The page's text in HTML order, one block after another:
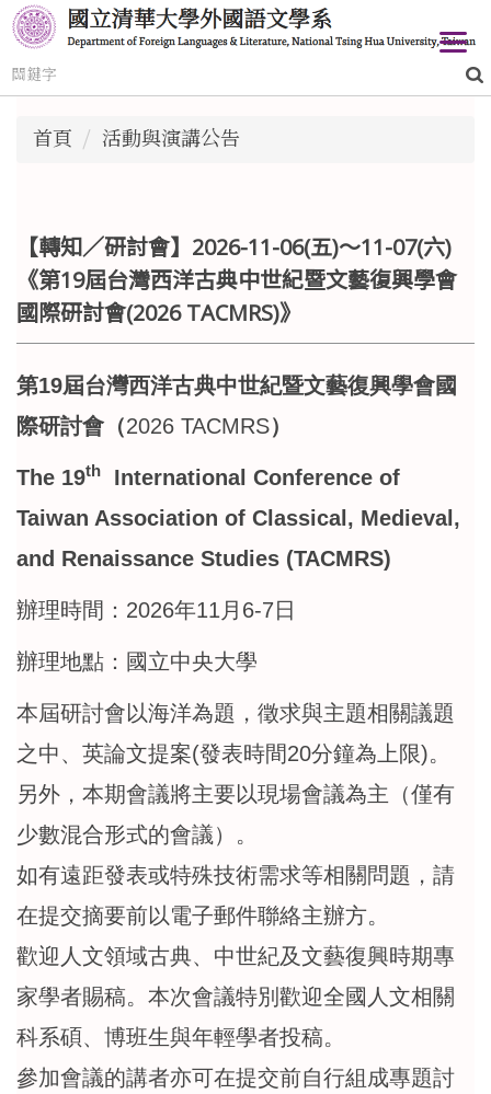
跳
到
主
首頁 活動與演講公告
【轉知／研討會】2026-11-06(五)～11-07(六)
《第19屆台灣西洋古典中世紀暨文藝復興學會
國際研討會(2026 TACMRS)》
第19屆台灣西洋古典中世紀暨文藝復興學會國
際研討會（2026 TACMRS）
The 19th
International Conference of
Taiwan Association of Classical, Medieval,
and Renaissance Studies (TACMRS)
辦理時間：2026年11月6-7日
辦理地點：國立中央大學
本屆研討會以海洋為題，徵求與主題相關議題
之中、英論文提案(發表時間20分鐘為上限)。
另外，本期會議將主要以現場會議為主（僅有
少數混合形式的會議）。
如有遠距發表或特殊技術需求等相關問題，請
在提交摘要前以電子郵件聯絡主辦方。
歡迎人文領域古典、中世紀及文藝復興時期專
家學者賜稿。本次會議特別歡迎全國人文相關
科系碩、博班生與年輕學者投稿。
參加會議的講者亦可在提交前自行組成專題討